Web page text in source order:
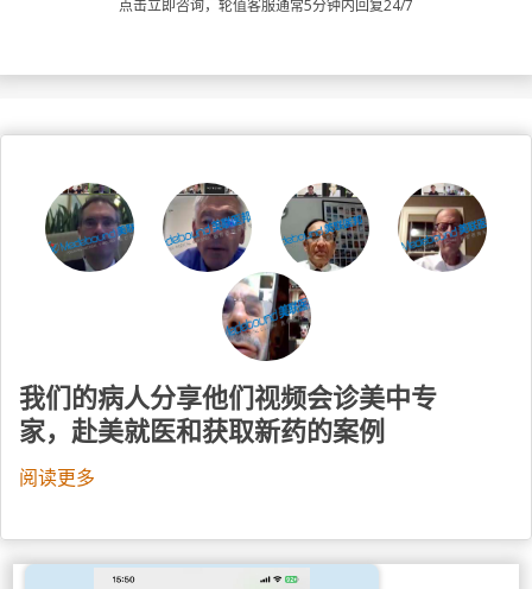
点击立即咨询，轮值客服通常5分钟内回复24/7
我们的病人分享他们视频会诊美中专
家，赴美就医和获取新药的案例
阅读更多